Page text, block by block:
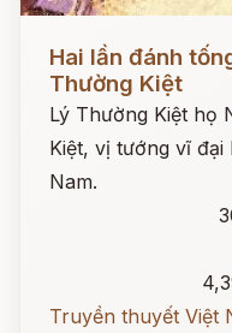
Đọc ngay
Hai lần đánh
Thường Kiệt
Lý Thường Kiệt họ
Kiệt, vị tướng vĩ
Nam.
Truyền thuyết Việt